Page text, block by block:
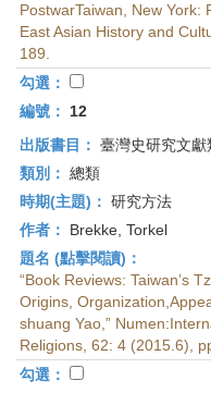
PostwarTaiwan, New York:
East Asian History and
189.
勾選：
編號：
12
出版書目： 臺灣史研究文
類別： 總類
時期(主題)： 研究方法
作者：
Brekke, Torkel
題名 (點擊閱讀)：
“Book Reviews: Taiwan’s
Origins,
shuang Yao,”
Religions, 62: 4 (2015.6),
勾選：